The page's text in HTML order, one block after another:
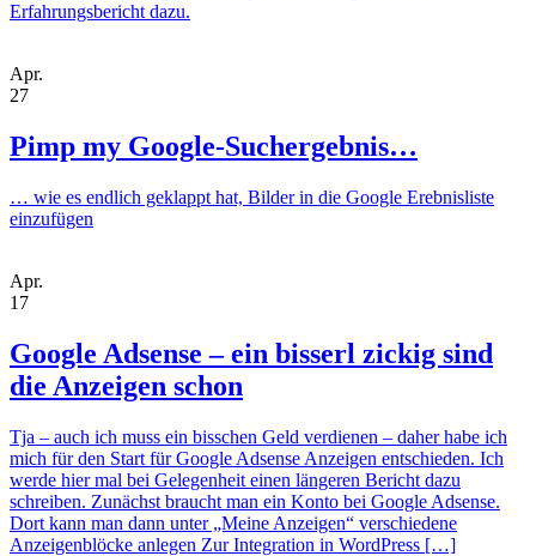
Erfahrungsbericht dazu.
Apr.
27
Pimp my Google-Suchergebnis…
… wie es endlich geklappt hat, Bilder in die Google Erebnisliste
einzufügen
Apr.
17
Google Adsense – ein bisserl zickig sind
die Anzeigen schon
Tja – auch ich muss ein bisschen Geld verdienen – daher habe ich
mich für den Start für Google Adsense Anzeigen entschieden. Ich
werde hier mal bei Gelegenheit einen längeren Bericht dazu
schreiben. Zunächst braucht man ein Konto bei Google Adsense.
Dort kann man dann unter „Meine Anzeigen“ verschiedene
Anzeigenblöcke anlegen Zur Integration in WordPress […]